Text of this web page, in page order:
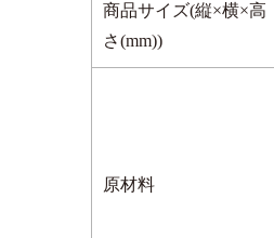
商品サイズ(縦×横×高
さ(mm))
原材料